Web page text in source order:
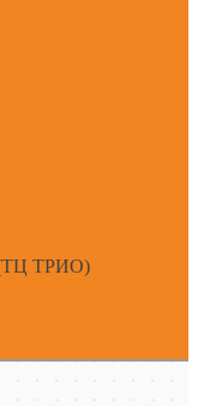
(ТЦ ТРИО)